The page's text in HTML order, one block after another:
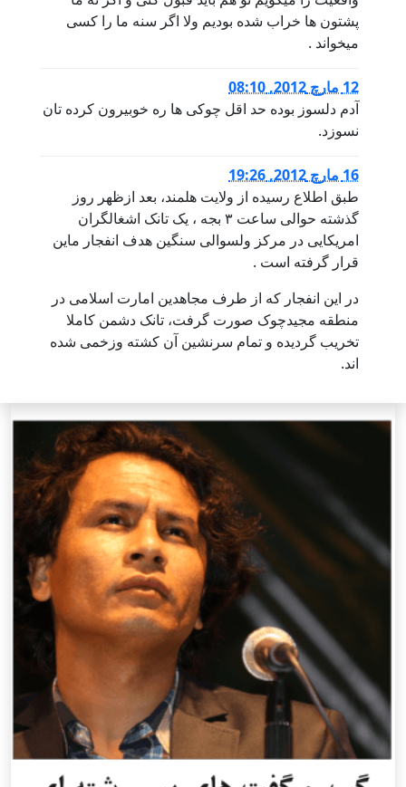
پشتون ها خراب شده بودیم ولا اگر سنه ما را کسی
میخواند .
12 مارچ 2012, 08:10
آدم دلسوز بوده حد اقل چوکی ها ره خوبیرون کرده تان
نسوزد.
16 مارچ 2012, 19:26
طبق اطلاع رسیده از ولایت هلمند، بعد ازظهر روز
گذشته حوالی ساعت ۳ بجه ، یک تانک اشغالگران
امریکایی در مرکز ولسوالی سنگین هدف انفجار ماین
قرار گرفته است .
در این انفجار که از طرف مجاهدین امارت اسلامی در
منطقه مجیدچوک صورت گرفت، تانک دشمن کاملا
تخریب گردیده و تمام سرنشین آن کشته وزخمی شده
اند.